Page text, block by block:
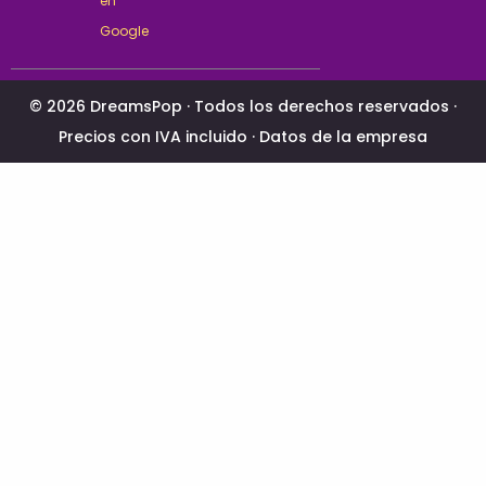
Google
© 2026 DreamsPop · Todos los derechos reservados ·
Precios con IVA incluido · Datos de la empresa